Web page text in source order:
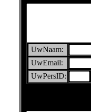
UwNaam:
UwEmail:
UwPersID: